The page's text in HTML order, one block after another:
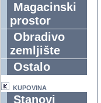
Magacinski
prostor
Obradivo
zemljište
Ostalo
KUPOVINA
Stanovi